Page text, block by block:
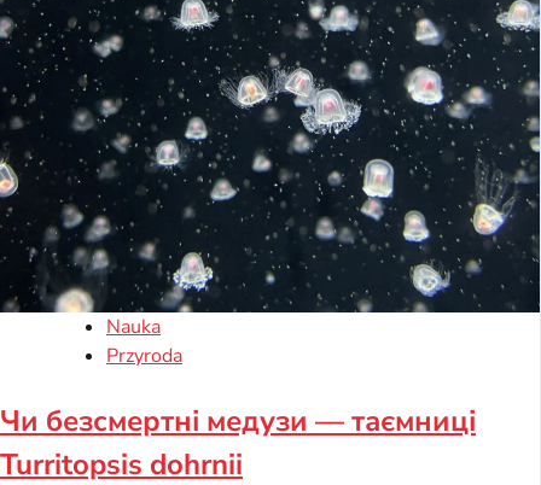
Nauka
Przyroda
Чи безсмертні медузи — таємниці
Turritopsis dohrnii